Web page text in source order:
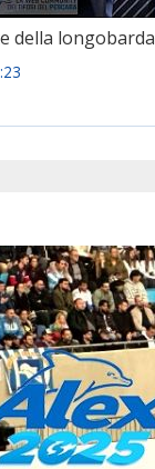
della longobarda